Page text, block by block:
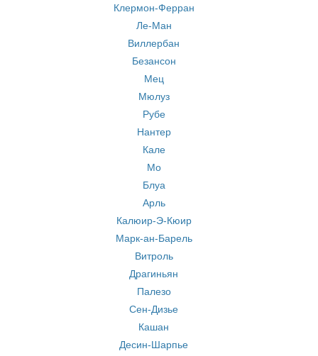
Клермон-Ферран
Ле-Ман
Виллербан
Безансон
Мец
Мюлуз
Рубе
Нантер
Кале
Мо
Блуа
Арль
Калюир-Э-Кюир
Марк-ан-Барель
Витроль
Драгиньян
Палезо
Сен-Дизье
Кашан
Десин-Шарпье